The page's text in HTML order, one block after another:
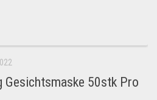
Gesichtsmaske 50stk Pro